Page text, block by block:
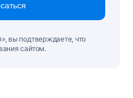
вы подтверждаете, что
сайтом.